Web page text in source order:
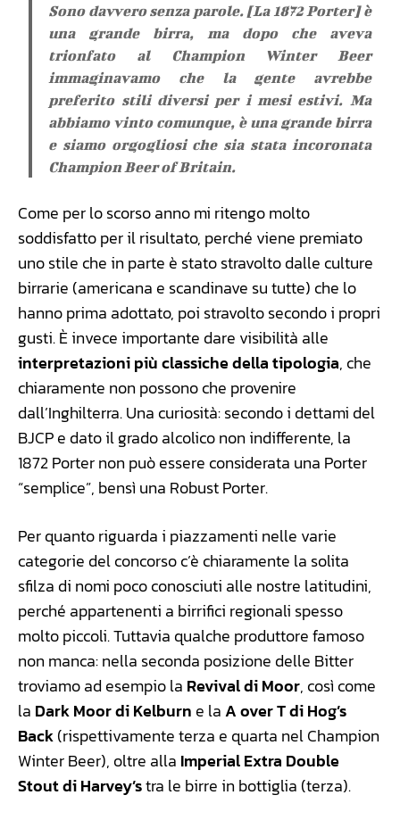
Sono davvero senza parole. [La 1872 Porter] è
una grande birra, ma dopo che aveva
trionfato al Champion Winter Beer
immaginavamo che la gente avrebbe
preferito stili diversi per i mesi estivi. Ma
abbiamo vinto comunque, è una grande birra
e siamo orgogliosi che sia stata incoronata
Champion Beer of Britain.
Come per lo scorso anno mi ritengo molto
soddisfatto per il risultato, perché viene premiato
uno stile che in parte è stato stravolto dalle culture
birrarie (americana e scandinave su tutte) che lo
hanno prima adottato, poi stravolto secondo i propri
gusti. È invece importante dare visibilità alle
interpretazioni più classiche della tipologia, che
chiaramente non possono che provenire
dall’Inghilterra. Una curiosità: secondo i dettami del
BJCP e dato il grado alcolico non indifferente, la
1872 Porter non può essere considerata una Porter
“semplice”, bensì una Robust Porter.
Per quanto riguarda i piazzamenti nelle varie
categorie del concorso c’è chiaramente la solita
sfilza di nomi poco conosciuti alle nostre latitudini,
perché appartenenti a birrifici regionali spesso
molto piccoli. Tuttavia qualche produttore famoso
non manca: nella seconda posizione delle Bitter
troviamo ad esempio la Revival di Moor, così come
la Dark Moor di Kelburn e laA over T di Hog’s
Back(rispettivamente terza e quarta nel Champion
Winter Beer), oltre alla Imperial Extra Double
Stout di Harvey’stra le birre in bottiglia (terza).